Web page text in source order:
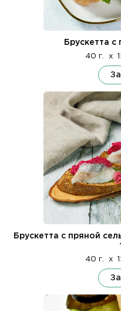
Брускетта
40 г. x
Брускетта с пряной
40 г. x